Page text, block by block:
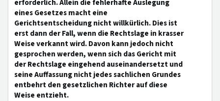
erforderlich. Allein die fehlerhafte Auslegung
eines Gesetzes macht eine
Gerichtsentscheidung nicht willkürlich. Dies ist
erst dann der Fall, wenn die Rechtslage in krasser
Weise verkannt wird. Davon kann jedoch nicht
gesprochen werden, wenn sich das Gericht mit
der Rechtslage eingehend auseinandersetzt und
seine Auffassung nicht jedes sachlichen Grundes
entbehrt den gesetzlichen Richter auf diese
Weise entzieht.